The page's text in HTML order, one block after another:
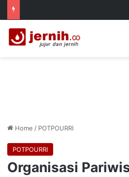
Home / POTPOURRI
POTPOURRI
Organisasi